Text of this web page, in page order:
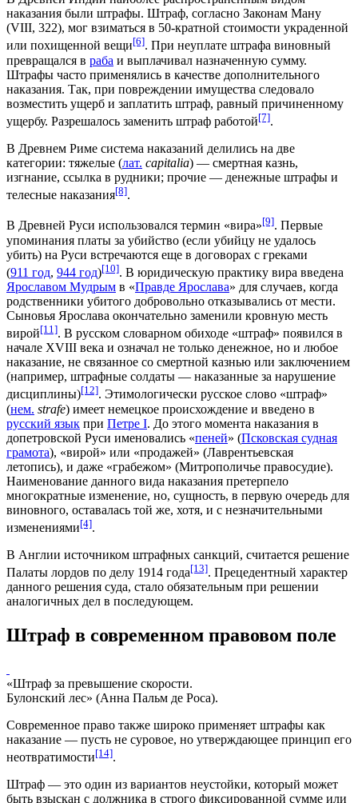
наказания были штрафы. Штраф, согласно Законам Ману
(VIII, 322), мог взиматься в 50-кратной стоимости украденной
или похищенной вещи[6]. При неуплате штрафа виновный
превращался в раба и выплачивал назначенную сумму.
Штрафы часто применялись в качестве дополнительного
наказания. Так, при повреждении имущества следовало
возместить ущерб и заплатить штраф, равный причиненному
ущербу. Разрешалось заменить штраф работой[7].
В Древнем Риме система наказаний делились на две
категории: тяжелые (лат. capitalia) — смертная казнь,
изгнание, ссылка в рудники; прочие — денежные штрафы и
телесные наказания[8].
В Древней Руси использовался термин «вира»[9]. Первые
упоминания платы за убийство (если убийцу не удалось
убить) на Руси встречаются еще в договорах с греками
(911 год, 944 год)[10]. В юридическую практику вира введена
Ярославом Мудрым в «Правде Ярослава» для случаев, когда
родственники убитого добровольно отказывались от мести.
Сыновья Ярослава окончательно заменили кровную месть
вирой[11]. В русском словарном обиходе «штраф» появился в
начале XVIII века и означал не только денежное, но и любое
наказание, не связанное со смертной казнью или заключением
(например, штрафные солдаты — наказанные за нарушение
дисциплины)[12]. Этимологически русское слово «штраф»
(нем. strafe) имеет немецкое происхождение и введено в
русский язык при Петре I. До этого момента наказания в
допетровской Руси именовались «пеней» (Псковская судная
грамота), «вирой» или «продажей» (Лаврентьевская
летопись), и даже «грабежом» (Митрополичье правосудие).
Наименование данного вида наказания претерпело
многократные изменение, но, сущность, в первую очередь для
виновного, оставалась той же, хотя, и с незначительными
изменениями[4].
В Англии источником штрафных санкций, считается решение
Палаты лордов по делу 1914 года[13]. Прецедентный характер
данного решения суда, стало обязательным при решении
аналогичных дел в последующем.
Штраф в современном правовом поле
«Штраф за превышение скорости.
Булонский лес» (Анна Пальм де Роса).
Современное право также широко применяет штрафы как
наказание — пусть не суровое, но утверждающее принцип его
неотвратимости[14].
Штраф — это один из вариантов неустойки, который может
быть взыскан с должника в строго фиксированной сумме или